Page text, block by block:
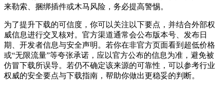
来勒索、捆绑插件或木马风险，务必提高警惕。
为了提升下载的可信度，你可以关注以下要点，并结合外部权
威信息进行交叉核对。官方渠道通常会公布版本号、发布日
期、开发者信息与安全声明。若你在非官方页面看到超低价格
或“无限流量”等夸张承诺，应以官方公布的信息为准，避免被
仿冒下载所误导。若仍不确定该来源的可靠性，可以参考行业
权威的安全要点与下载指南，帮助你做出更稳妥的判断。